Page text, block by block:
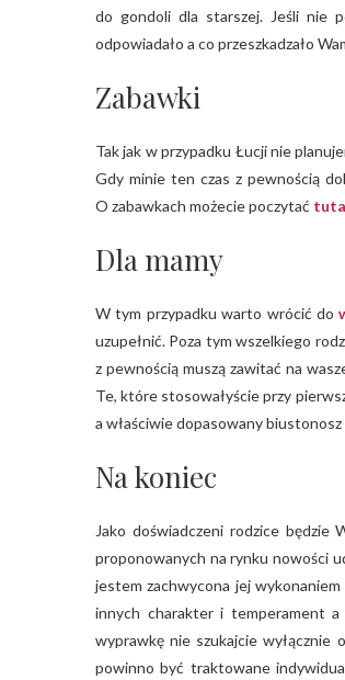
do gondoli dla starszej. Jeśli nie
odpowiadało a co przeszkadzało
Zabawki
Tak jak w przypadku Łucji nie
Gdy minie ten czas z pewnością
O zabawkach możecie poczytać
Dla mamy
W tym przypadku warto wrócić do
uzupełnić. Poza tym wszelkiego
z pewnością muszą zawitać na
Te, które stosowałyście przy
a właściwie dopasowany
Na koniec
Jako doświadczeni rodzice
proponowanych na rynku nowości
jestem zachwycona jej
innych charakter i temperament
wyprawkę nie szukajcie
powinno być traktowane